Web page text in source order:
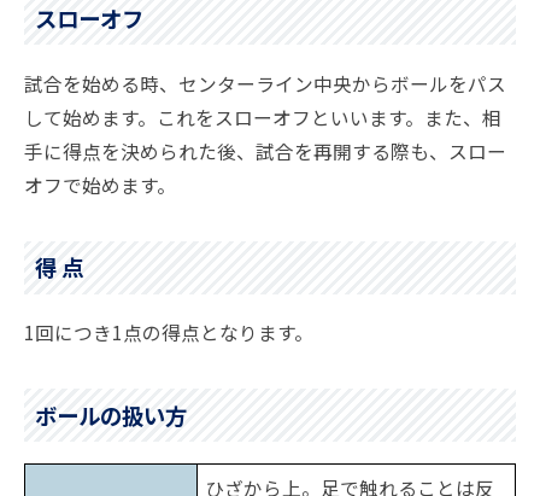
スローオフ
試合を始める時、センターライン中央からボールをパス
して始めます。これをスローオフといいます。また、相
手に得点を決められた後、試合を再開する際も、スロー
オフで始めます。
得 点
1回につき1点の得点となります。
ボールの扱い方
ひざから上。足で触れることは反